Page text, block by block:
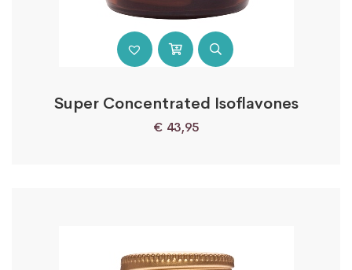
Super Concentrated Isoflavones
€ 43,95